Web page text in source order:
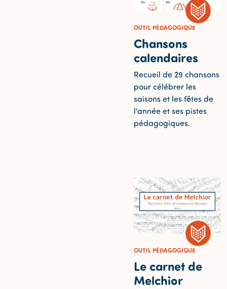
OUTIL PÉDAGOGIQUE
Chansons
calendaires
Recueil de 29 chansons
pour célébrer les
saisons et les fêtes de
l'année et ses pistes
pédagogiques.
OUTIL PÉDAGOGIQUE
Le carnet de
Melchior